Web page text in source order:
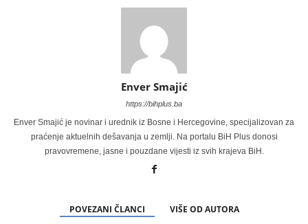
Enver Smajić
https://bihplus.ba
Enver Smajić je novinar i urednik iz Bosne i Hercegovine, specijalizovan za
praćenje aktuelnih dešavanja u zemlji. Na portalu BiH Plus donosi
pravovremene, jasne i pouzdane vijesti iz svih krajeva BiH.
POVEZANI ČLANCI VIŠE OD AUTORA